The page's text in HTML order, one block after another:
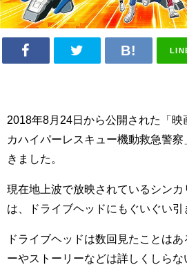
2018年8月24日から公開された「映
カハイパーレスキュー機動救急警
きました。
現在地上波で放映されているシンカ
は、ドライブヘッドにもぐいぐい引
ドライブヘッドは数回見たことは
ーやストーリーなどは詳しくしら